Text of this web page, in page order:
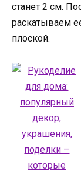
станет 2 см.
раскатываем
плоской.